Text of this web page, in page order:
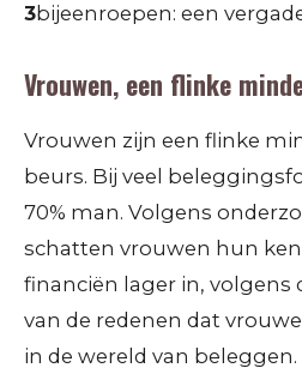
3bijeenroepen: een
Vrouwen, een flinke
Vrouwen zijn een flinke
beurs. Bij veel
70% man. Volgens
schatten vrouwen hun
financiën lager in, volgens
van de redenen dat
in de wereld van